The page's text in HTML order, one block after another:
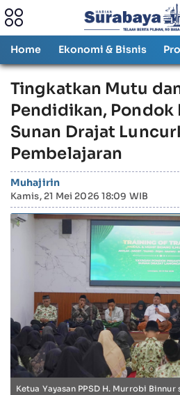
Home Ekonomi & Bisnis
Tingkatkan Mutu
Pendidikan, Pondok
Sunan Drajat
Pembelajaran
Muhajirin
Kamis, 21 Mei 2026 18:09 WIB
Ketua Yayasan PPSD H. Murrobi